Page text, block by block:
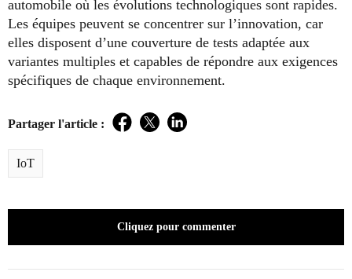
automobile où les évolutions technologiques sont rapides.
Les équipes peuvent se concentrer sur l’innovation, car
elles disposent d’une couverture de tests adaptée aux
variantes multiples et capables de répondre aux exigences
spécifiques de chaque environnement.
Partager l'article : Facebook
TwitterLinkedIn
IoT
Cliquez pour commenter